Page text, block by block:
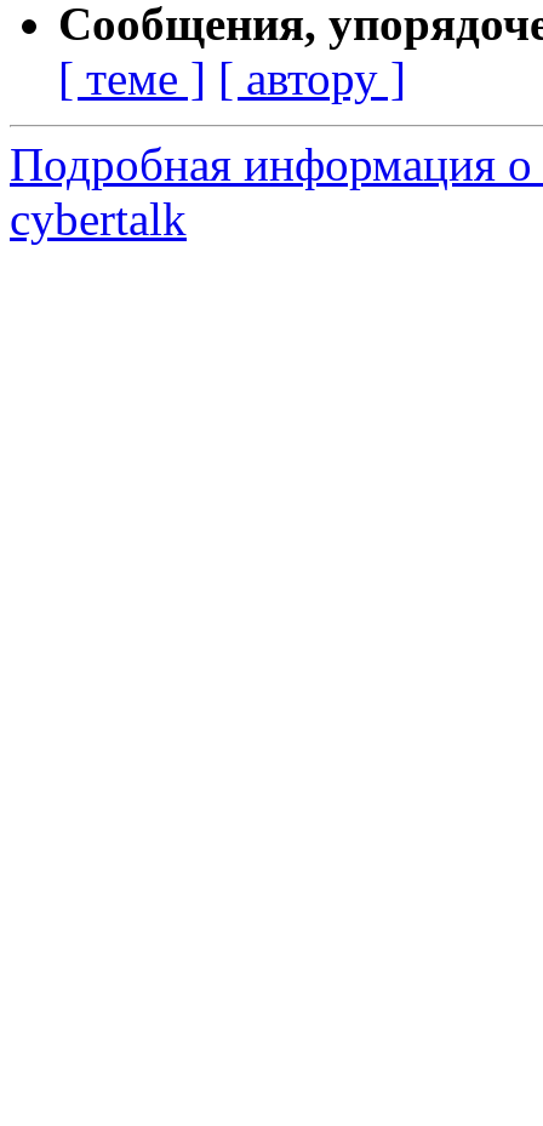
Сообщения,
[ теме ] [ автору ]
Подробная информация о
cybertalk